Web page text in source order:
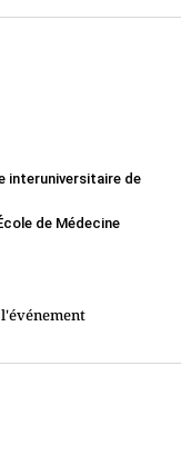
interuniversitaire de
de Médecine